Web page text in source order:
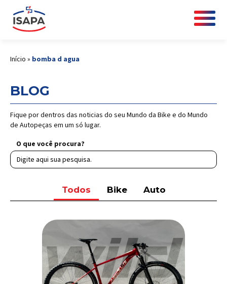
Início » bomba d agua
BLOG
Fique por dentros das noticias do seu Mundo da Bike e do Mundo
de Autopeças em um só lugar.
O que você procura?
Todos Bike Auto